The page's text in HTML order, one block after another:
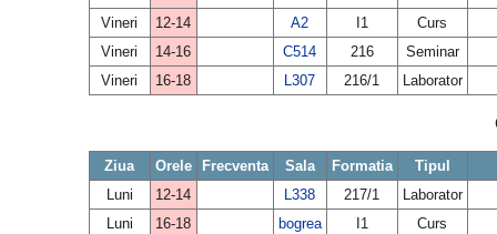
Vineri
12-14 A2 I1
Curs
Vineri
14-16 C514 216
Seminar
Vineri
16-18 L307 216/1 Laborator
Ziua Orele Frecventa Sala Formatia
Tipul
Luni
12-14 L338 217/1
Laborator
Luni
16-18 bogrea I1
Curs